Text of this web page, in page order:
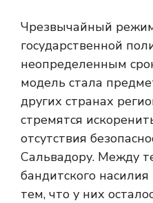
Чрезвычайный
государственной
неопределенным
модель стала
других странах
стремятся
отсутствия
Сальвадору. Между
бандитского
тем, что у них